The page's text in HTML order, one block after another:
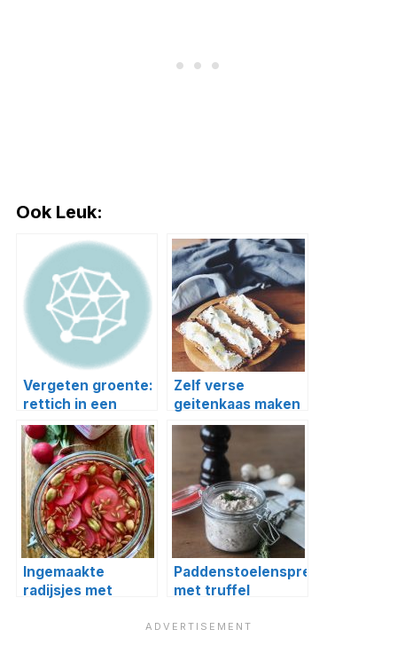
Ook Leuk:
Vergeten groente:
rettich in een
frisse salade
Zelf verse
geitenkaas maken
Ingemaakte
radijsjes met
Paddenstoelenspread
met truffel